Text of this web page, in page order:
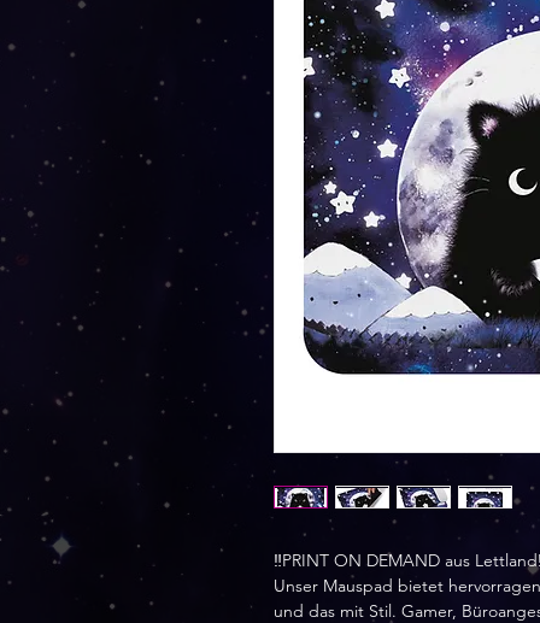
‼️PRINT ON DEMAND aus
Unser Mauspad bietet
und das mit Stil. Gamer,